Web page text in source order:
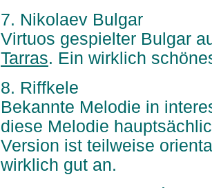
7. Nikolaev Bulgar
Virtuos gespielter Bulgar
Tarras. Ein wirklich
8. Riffkele
Bekannte Melodie in
diese Melodie
Version ist teilweise
wirklich gut an.